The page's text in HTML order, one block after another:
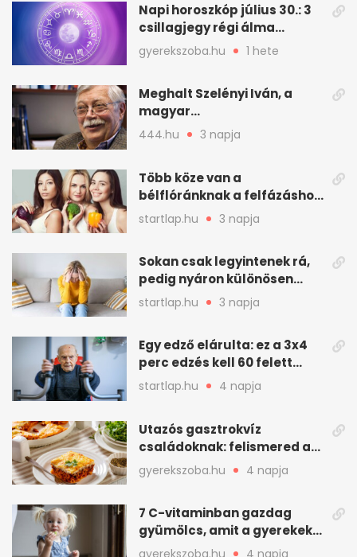
Napi horoszkóp július 30.: 3
csillagjegy régi álma
teljesülhet
gyerekszoba.hu 1 hete
Meghalt Szelényi Iván, a
magyar
társadalomtudomány
meghatározó alakja
444.hu 3 napja
Több köze van a
bélflóránknak a felfázáshoz,
mint hinnénk – Így védhetjük
nyáron a húgyutakat (x)
startlap.hu 3 napja
Sokan csak legyintenek rá,
pedig nyáron különösen
gyakran jelentkezik ez a
kellemetlen betegség
startlap.hu 3 napja
Egy edző elárulta: ez a 3x4
perc edzés kell 60 felett
mindenkinek
startlap.hu 4 napja
Utazós gasztrokvíz
családoknak: felismered az
asadót és társait?
gyerekszoba.hu 4 napja
7 C-vitaminban gazdag
gyümölcs, amit a gyerekek
is szívesen megesznek
gyerekszoba.hu 4 napja